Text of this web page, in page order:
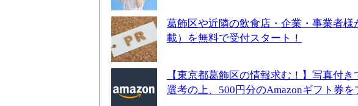
葛飾区や近隣の飲食店・企業・事業者
載）を無料で受付スタート！
【東京都葛飾区の情報求む！】写真付
選考の上、500円分のAmazonギフト券を